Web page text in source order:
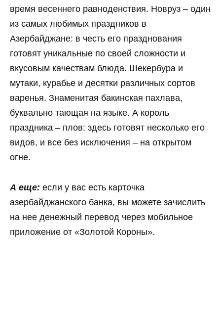
время весеннего равноденствия. Новруз – один
из самых любимых праздников в
Азербайджане: в честь его празднования
готовят уникальные по своей сложности и
вкусовым качествам блюда. Шекербура и
мутаки, курабье и десятки различных сортов
варенья. Знаменитая бакинская пахлава,
буквально тающая на языке. А король
праздника – плов: здесь готовят несколько его
видов, и все без исключения – на открытом
огне.
А еще: если у вас есть карточка
азербайджанского банка, вы можете зачислить
на нее денежный перевод через мобильное
приложение от «Золотой Короны».